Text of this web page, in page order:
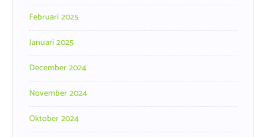
Februari 2025
Januari 2025
December 2024
November 2024
Oktober 2024